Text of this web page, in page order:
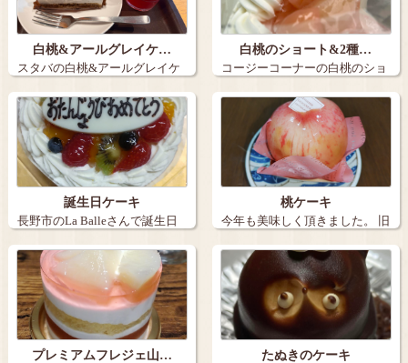
白桃&アールグレイケ…
スタバの白桃&アールグレイケ
ーキとアイス…
白桃のショート&2種…
コージーコーナーの白桃のショ
ートと2種の…
誕生日ケーキ
長野市のLa Balleさんで誕生日
ケー…
桃ケーキ
今年も美味しく頂きました。 旧
丸子の【…
プレミアムフレジェ山… たぬきのケーキ